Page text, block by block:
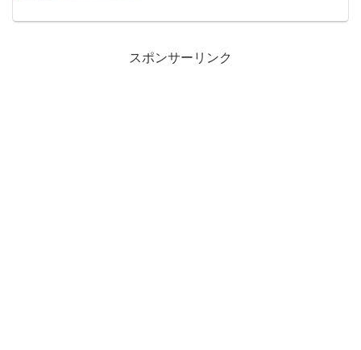
スポンサーリンク